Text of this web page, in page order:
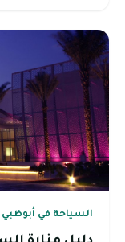
السياحة في أبوظبي